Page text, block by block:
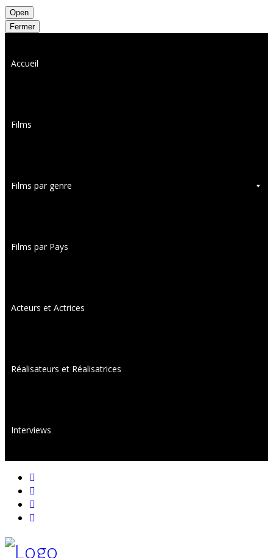
Open
Fermer
Accueil
Films
Films par genre
Films par Pays
Acteurs et Actrices
Réalisateurs et Réalisatrices
Interviews